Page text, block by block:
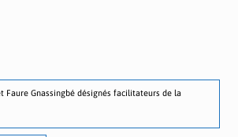
Faure Gnassingbé désignés facilitateurs de la